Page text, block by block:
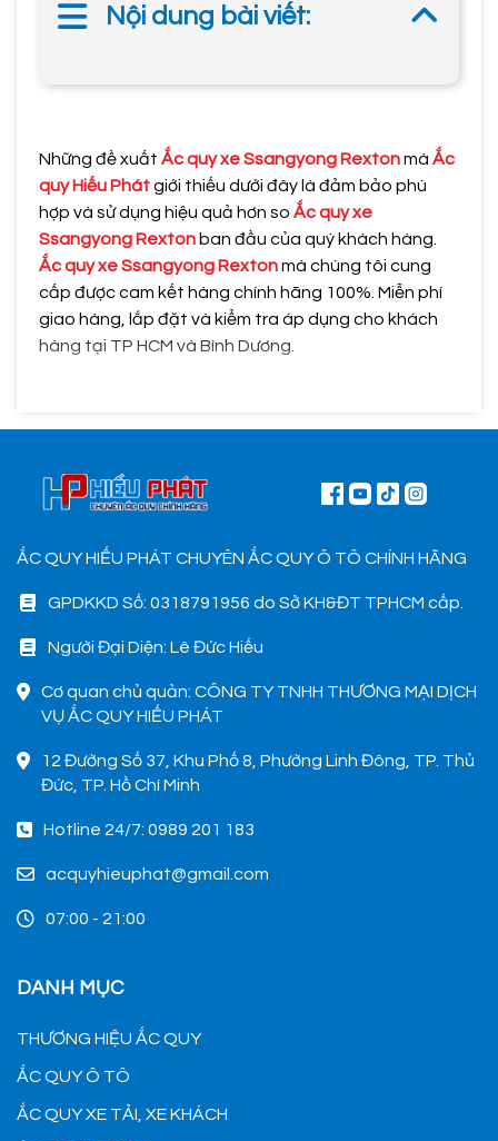
Nội dung bài viết:
Những đề xuất Ắc quy xe Ssangyong Rextonmà Ắc
quy Hiếu Phátgiới thiếu dưới đây là đảm bảo phù
hợp và sử dụng hiệu quả hơn so Ắc quy xe
Ssangyong Rexton ban đầu của quý khách hàng.
Ắc quy xe Ssangyong Rextonmà chúng tôi cung
cấp được cam kết hàng chính hãng 100%. Miễn phí
giao hàng, lắp đặt và kiểm tra áp dụng cho khách
hàng tại TP HCM và Bình Dương.
ẮC QUY HIẾU PHÁT CHUYÊN ẮC QUY Ô TÔ CHÍNH HÃNG
GPDKKD Số: 0318791956 do Sở KH&ĐT TPHCM cấp.
Người Đại Diện: Lê Đức Hiếu
Cơ quan chủ quản: CÔNG TY TNHH THƯƠNG MẠI DỊCH
VỤ ẮC QUY HIẾU PHÁT
12 Đường Số 37, Khu Phố 8, Phường Linh Đông, TP. Thủ
Đức, TP. Hồ Chí Minh
Hotline 24/7: 0989 201 183
acquyhieuphat@gmail.com
07:00 - 21:00
DANH MỤC
THƯƠNG HIỆU ẮC QUY
ẮC QUY Ô TÔ
ẮC QUY XE TẢI, XE KHÁCH